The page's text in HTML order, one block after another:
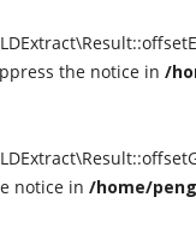
the notice in /
notice in /home/